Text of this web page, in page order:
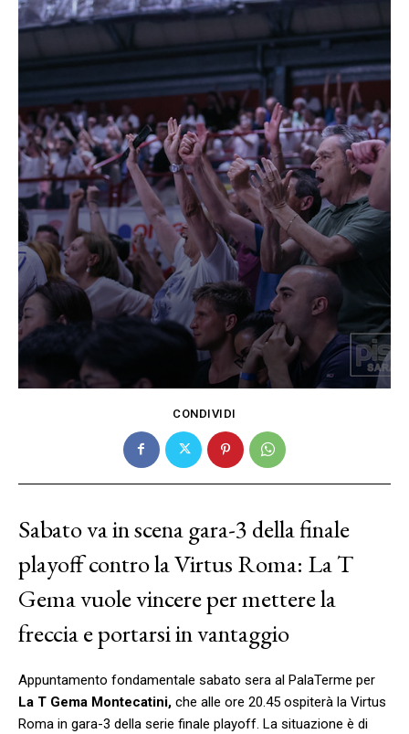
CONDIVIDI
Sabato va in scena gara-3 della finale
playoff contro la Virtus Roma: La T
Gema vuole vincere per mettere la
freccia e portarsi in vantaggio
Appuntamento fondamentale sabato sera al PalaTerme per
La T Gema Montecatini, che alle ore 20.45 ospiterà la Virtus
Roma in gara-3 della serie finale playoff. La situazione è di